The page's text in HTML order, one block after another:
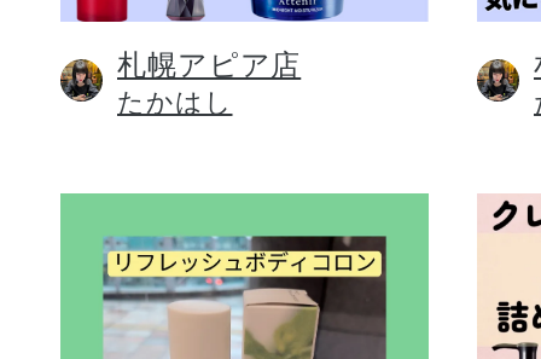
札幌アピア店
たかはし